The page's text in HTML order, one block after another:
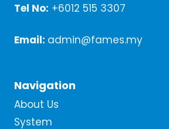
Tel No: +6012 515 3307
Email: admin@fames.my
Navigation
About Us
System